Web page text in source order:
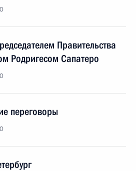
Правительства
Родригесом Сапатеро
переговоры